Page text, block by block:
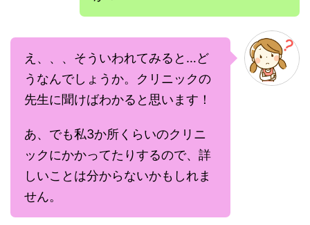
え、、、そういわれてみると…ど
うなんでしょうか。クリニックの
先生に聞けばわかると思います！
あ、でも私3か所くらいのクリニ
ックにかかってたりするので、詳
しいことは分からないかもしれま
せん。